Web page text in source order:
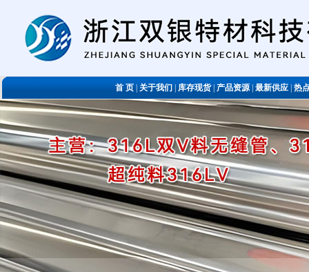
首 页关于我们库存现货|产品资源|最新供应|热